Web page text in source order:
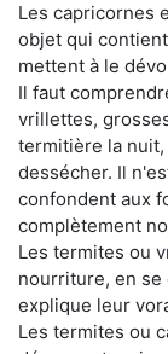
Les capricornes
objet qui
mettent à le
Il faut
vrillettes,
termitière la
dessécher. Il
confondent aux
complètement
Les termites ou
nourriture, en se
explique leur
Les termites ou